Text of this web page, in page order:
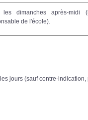
les dimanches après-midi
de l'école).
jours (sauf contre-